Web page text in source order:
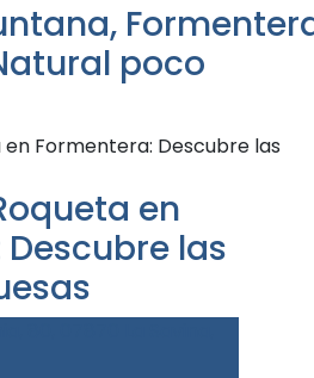
poco
en
las